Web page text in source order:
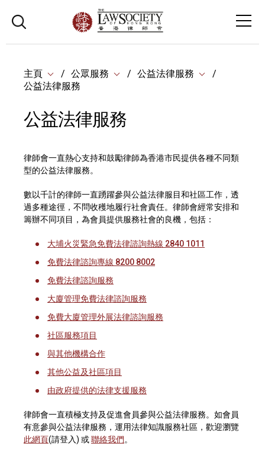
主頁 公眾服務
公益法律服務
公益法律服務
公益法律服務
律師會一直熱心支持和鼓勵律師為香港市民提供各種不同類
型的公益法律服務。
數以千計的律師一直踴躍參與公益法律服目和社區工作，透
過多種途徑，不問收穫地履行社會責任。律師會經常安排和
籌辦不同項目，為會員提供服務社會的良機，包括：
大埔火災緊急免費法律諮詢熱線 2840 1011
免費法律諮詢專線 8200 8002
免費法律諮詢服務
大廈管理免費法律諮詢服務
免費大廈管理外展法律諮詢服務
社區服務項目
與其他機構合作
其他公益及社區項目
由政府提供的法律支援服務
律師會一直積極支持及促進會員參與公益法律服務。如會員
有意參與公益法律服務，運用法律知識服務社區，歡迎瀏覽
此網頁(請登入) 或聯絡我們。